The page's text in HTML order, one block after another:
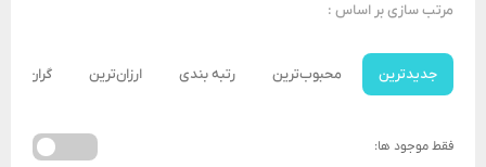
مرتب سازی بر اساس :
جدیدترین محبوب‌ترین رتبه بندی ارزان‌ترین گران‌ترین
فقط موجود ها: